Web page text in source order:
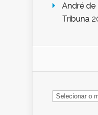
André de
Tribuna
Arquivo